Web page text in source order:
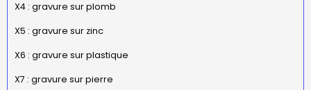
X4 : gravure sur plomb
X5 : gravure sur zinc
X6 : gravure sur plastique
X7 : gravure sur pierre